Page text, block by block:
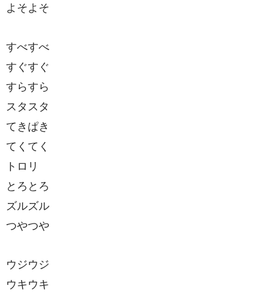
よそよそ
すべすべ
すぐすぐ
すらすら
スタスタ
てきぱき
てくてく
トロリ
とろとろ
ズルズル
つやつや
ウジウジ
ウキウキ